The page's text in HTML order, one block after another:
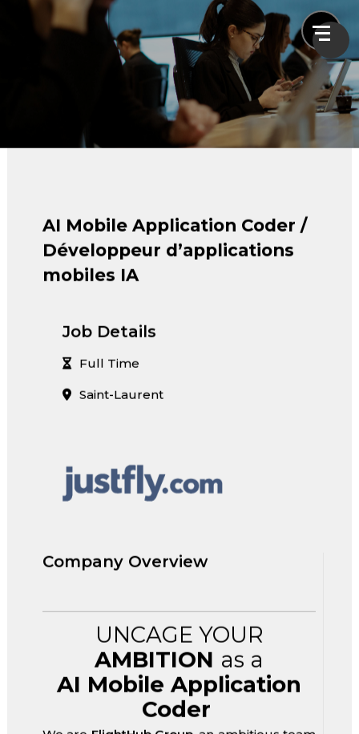
AI Mobile Application Coder / Développeur
d’applications mobiles IA
AI Mobile Application Coder /
Développeur d’applications
mobiles IA
Job Details
Full Time
Saint-Laurent
Company Overview
UNCAGE YOUR
AMBITION as a
AI Mobile Application
Coder